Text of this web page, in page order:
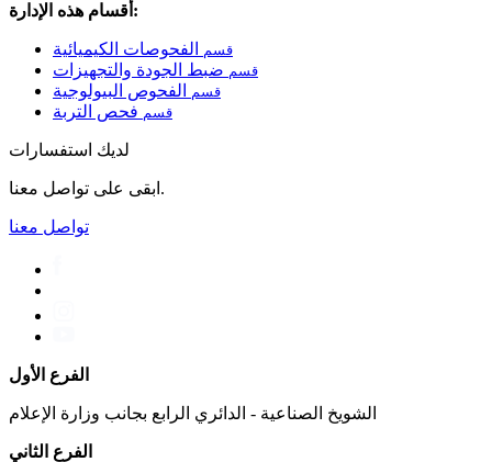
أقسام هذه الإدارة:
قسم الفحوصات الكيميائية
قسم ضبط الجودة والتجهيزات
قسم الفحوص البيولوجية
قسم فحص التربة
لديك استفسارات
ابقى على تواصل معنا.
تواصل معنا
الفرع الأول
الشويخ الصناعية - الدائري الرابع بجانب وزارة الإعلام
الفرع الثاني